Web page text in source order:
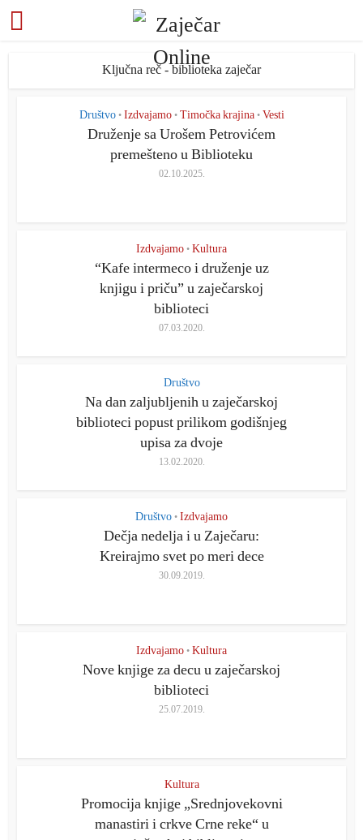
Ključna reč - biblioteka zaječar
Društvo • Izdvajamo • Timočka krajina • Vesti
Druženje sa Urošem Petrovićem
premešteno u Biblioteku
02.10.2025.
Izdvajamo • Kultura
“Kafe intermeco i druženje uz
knjigu i priču” u zaječarskoj
biblioteci
07.03.2020.
Društvo
Na dan zaljubljenih u zaječarskoj
biblioteci popust prilikom godišnjeg
upisa za dvoje
13.02.2020.
Društvo • Izdvajamo
Dečja nedelja i u Zaječaru:
Kreirajmo svet po meri dece
30.09.2019.
Izdvajamo • Kultura
Nove knjige za decu u zaječarskoj
biblioteci
25.07.2019.
Kultura
Promocija knjige „Srednjovekovni
manastiri i crkve Crne reke“ u